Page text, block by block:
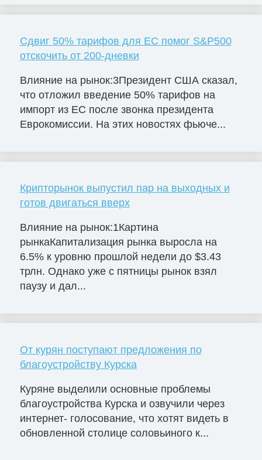
Сдвиг 50% тарифов для ЕС помог S&P500
отскочить от 200-дневки
Влияние на рынок:3Президент США сказал,
что отложил введение 50% тарифов на
импорт из ЕС после звонка президента
Еврокомиссии. На этих новостях фьюче...
Крипторынок выпустил пар на выходных и
готов двигаться вверх
Влияние на рынок:1Картина
рынкаКапитализация рынка выросла на
6.5% к уровню прошлой недели до $3.43
трлн. Однако уже с пятницы рынок взял
паузу и дал...
От курян поступают предложения по
благоустройству Курска
Куряне выделили основные проблемы
благоустройства Курска и озвучили через
интернет- голосование, что хотят видеть в
обновленной столице соловьиного к...